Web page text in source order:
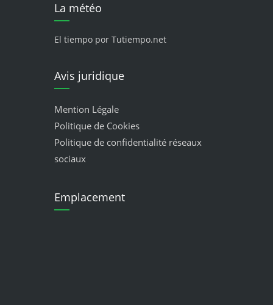
La météo
El tiempo por Tutiempo.net
Avis juridique
Mention Légale
Politique de Cookies
Politique de confidentialité réseaux
sociaux
Emplacement